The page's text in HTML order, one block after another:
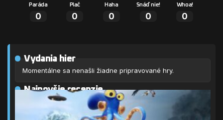
Paráda
0
Plač
0
Haha
0
Snáď nie!
0
Whoa!
0
Vydania hier
Momentálne sa nenašli žiadne pripravované hry.
Najnovšie recenzie